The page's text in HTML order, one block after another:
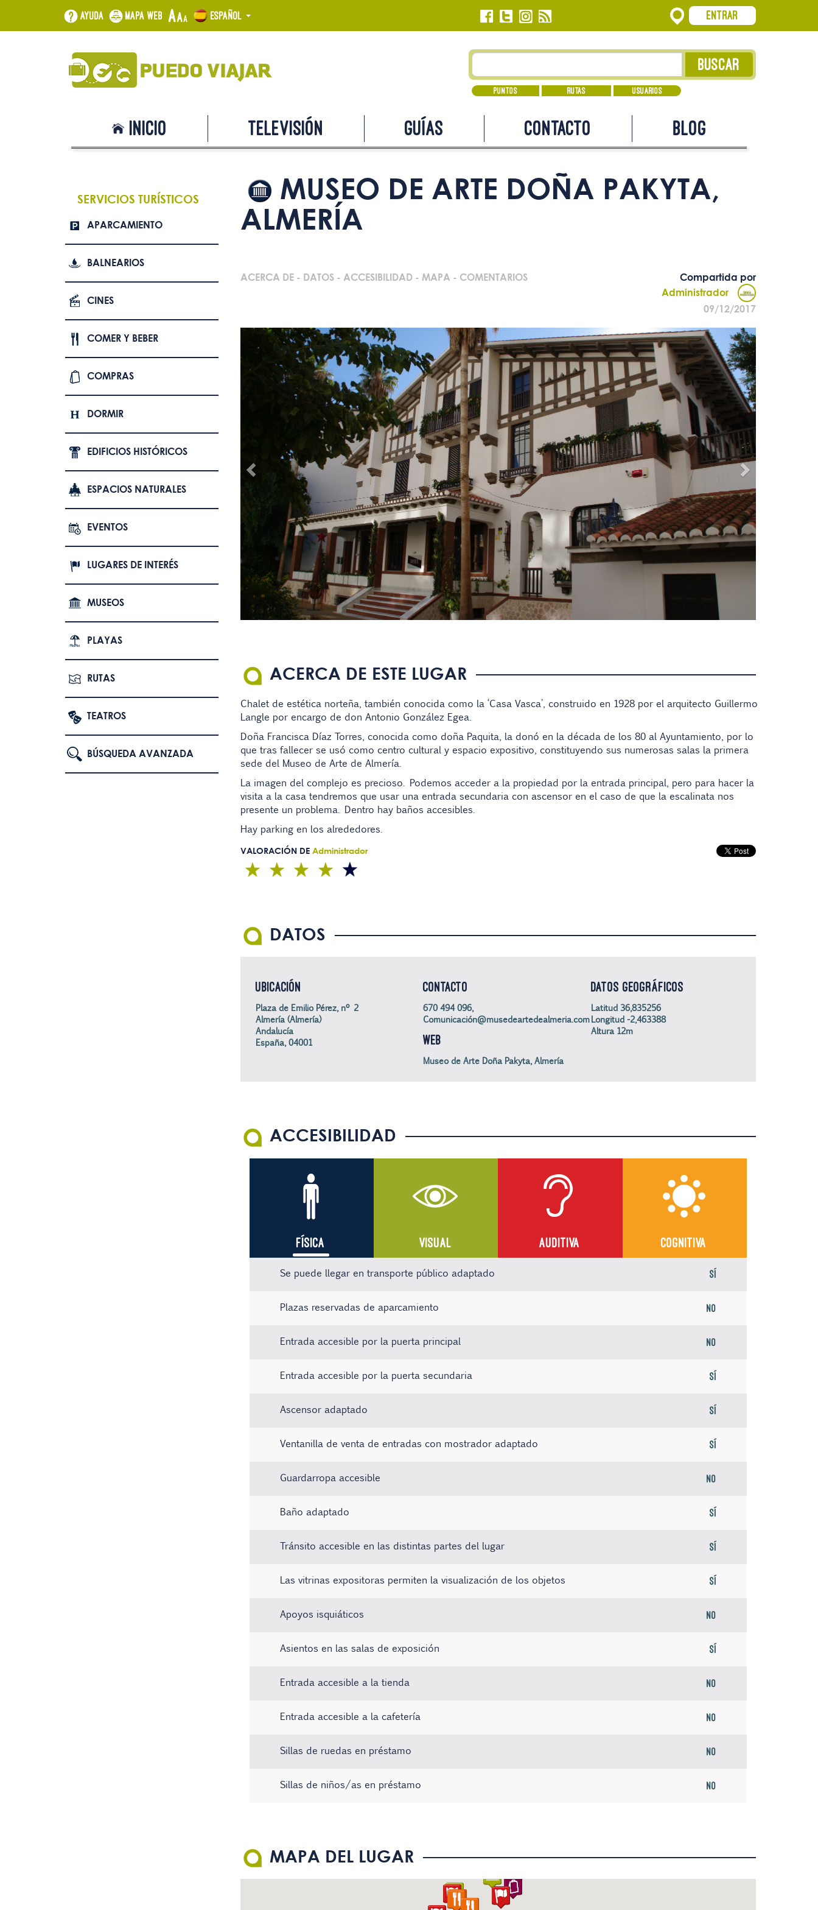
Ayuda Mapa web Español Entrar
Puntos Rutas Usuarios
Inicio Televisión Guías Contacto Blog
SERVICIOS TURÍSTICOS
APARCAMIENTO
BALNEARIOS
CINES
COMER Y BEBER
COMPRAS
DORMIR
EDIFICIOS HISTÓRICOS
ESPACIOS NATURALES
EVENTOS
LUGARES DE INTERÉS
MUSEOS
PLAYAS
RUTAS
TEATROS
BÚSQUEDA AVANZADA
MUSEO DE ARTE DOÑA PAKYTA,
ALMERÍA
ACERCA DE- DATOS- ACCESIBILIDAD- MAPA - COMENTARIOS
Compartida por
Administrador
09/12/2017
ACERCA DE ESTE LUGAR
Chalet de estética norteña, también conocida como la ‘Casa Vasca’, construido en 1928 por el arquitecto Guillermo
Langle por encargo de don Antonio González Egea.
Doña Francisca Díaz Torres, conocida como doña Paquita, la donó en la década de los 80 al Ayuntamiento, por lo
que tras fallecer se usó como centro cultural y espacio expositivo, constituyendo sus numerosas salas la primera
sede del Museo de Arte de Almería.
La imagen del complejo es precioso. Podemos acceder a la propiedad por la entrada principal, pero para hacer la
visita a la casa tendremos que usar una entrada secundaria con ascensor en el caso de que la escalinata nos
presente un problema. Dentro hay baños accesibles.
Hay parking en los alrededores.
VALORACIÓN DE Administrador
DATOS
UBICACIÓN
Plaza de Emilio Pérez, nº 2
Almería (Almería)
Andalucía
España, 04001
CONTACTO
670 494 096,
Comunicación@musedeartedealmeria.com
WEB
Museo de Arte Doña Pakyta, Almería
DATOS GEOGRÁFICOS
Latitud 36,835256
Longitud -2,463388
Altura 12m
ACCESIBILIDAD
FÍSICA VISUAL AUDITIVA COGNITIVA
Se puede llegar en transporte público adaptado Sí
Plazas reservadas de aparcamiento No
Entrada accesible por la puerta principal No
Entrada accesible por la puerta secundaria Sí
Ascensor adaptado Sí
Ventanilla de venta de entradas con mostrador adaptado Sí
Guardarropa accesible No
Baño adaptado Sí
Tránsito accesible en las distintas partes del lugar Sí
Las vitrinas expositoras permiten la visualización de los objetos Sí
Apoyos isquiáticos No
Asientos en las salas de exposición Sí
Entrada accesible a la tienda No
Entrada accesible a la cafetería No
Sillas de ruedas en préstamo No
Sillas de niños/as en préstamo No
Audioguías
Visitas guiadas en Lengua de Signos Española (LSE)
Los servicios que se ofrecen están bien señalizados
MAPA DEL LUGAR